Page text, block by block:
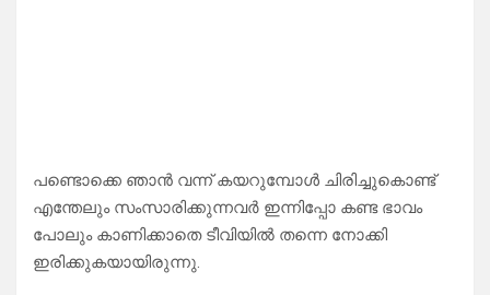
പണ്ടൊക്കെ ഞാൻ വന്ന് കയറുമ്പോൾ ചിരിച്ചുകൊണ്ട്
എന്തേലും സംസാരിക്കുന്നവർ ഇന്നിപ്പോ കണ്ട ഭാവം
പോലും കാണിക്കാതെ ടീവിയിൽ തന്നെ നോക്കി
ഇരിക്കുകയായിരുന്നു.